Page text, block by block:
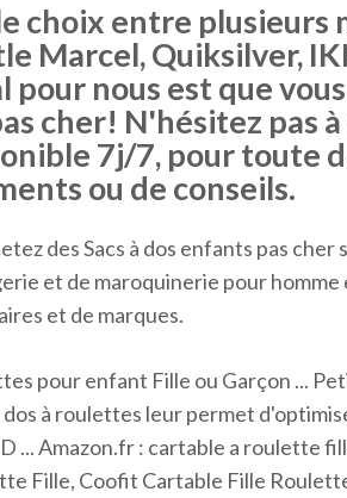
choix entre plusieurs
Marcel, Quiksilver,
pour nous est que
cher! N'hésitez pas
7j/7, pour toute
ou de conseils.
des Sacs à dos enfants pas
et de maroquinerie pour
et de marques.
pour enfant Fille ou Garçon ...
dos à roulettes leur permet
... Amazon.fr : cartable a roulette
Fille, Coofit Cartable Fille